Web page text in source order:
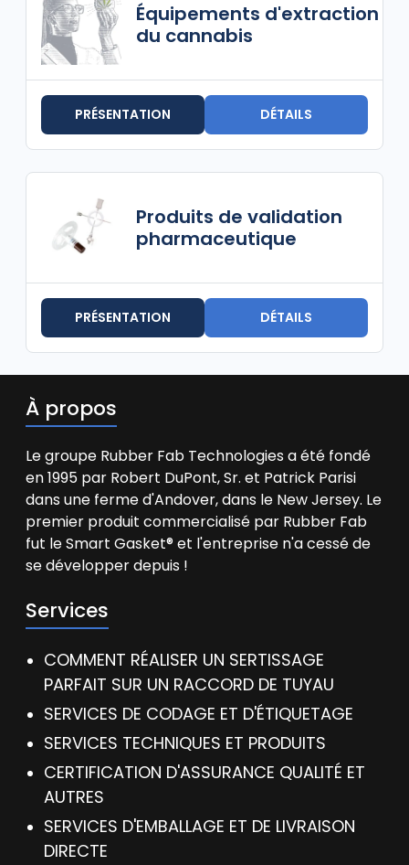
Équipements d'extraction
du cannabis
PRÉSENTATION DÉTAILS
Produits de validation
pharmaceutique
PRÉSENTATION DÉTAILS
À propos
Le groupe Rubber Fab Technologies a été fondé
en 1995 par Robert DuPont, Sr. et Patrick Parisi
dans une ferme d'Andover, dans le New Jersey. Le
premier produit commercialisé par Rubber Fab
fut le Smart Gasket® et l'entreprise n'a cessé de
se développer depuis !
Services
COMMENT RÉALISER UN SERTISSAGE
PARFAIT SUR UN RACCORD DE TUYAU
SERVICES DE CODAGE ET D'ÉTIQUETAGE
SERVICES TECHNIQUES ET PRODUITS
CERTIFICATION D'ASSURANCE QUALITÉ ET
AUTRES
SERVICES D'EMBALLAGE ET DE LIVRAISON
DIRECTE